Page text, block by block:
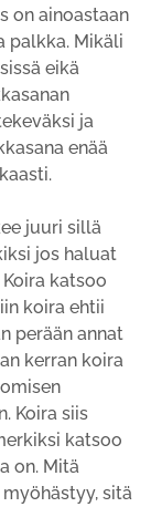
on ainoastaan
palkka. Mikäli
eikä
ja
enää
juuri sillä
jos haluat
katsoo
koira ehtii
perään annat
kerran koira
Koira siis
katsoo
on. Mitä
sitä